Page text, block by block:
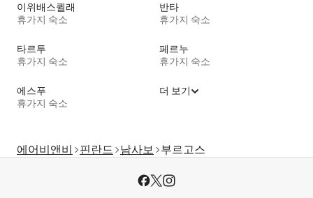
이위배스퀼래
휴가지 숙소
반타
휴가지 숙소
타르투
휴가지 숙소
페르누
휴가지 숙소
에스푸
휴가지 숙소
더 보기
에어비앤비 핀란드 남사보 부르고스